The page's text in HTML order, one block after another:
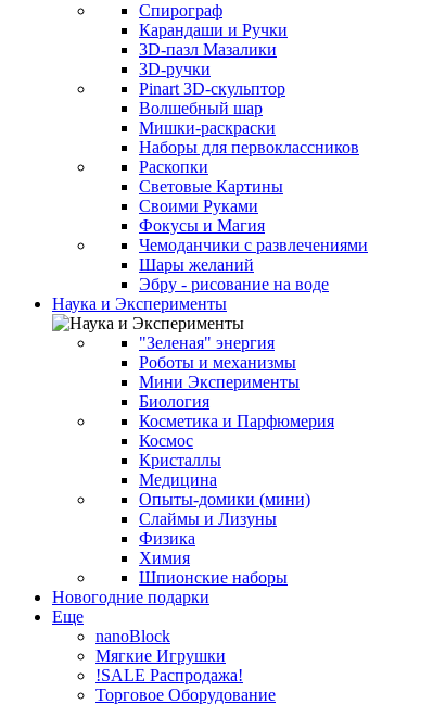
Спирограф
Карандаши и Ручки
3D-пазл Мазалики
3D-ручки
Pinart 3D-скульптор
Волшебный шар
Мишки-раскраски
Наборы для первоклассников
Раскопки
Световые Картины
Своими Руками
Фокусы и Магия
Чемоданчики с развлечениями
Шары желаний
Эбру - рисование на воде
Наука и Эксперименты
"Зеленая" энергия
Роботы и механизмы
Мини Эксперименты
Биология
Косметика и Парфюмерия
Космос
Кристаллы
Медицина
Опыты-домики (мини)
Слаймы и Лизуны
Физика
Химия
Шпионские наборы
Новогодние подарки
Еще
nanoBlock
Мягкие Игрушки
!SALE Распродажа!
Торговое Оборудование